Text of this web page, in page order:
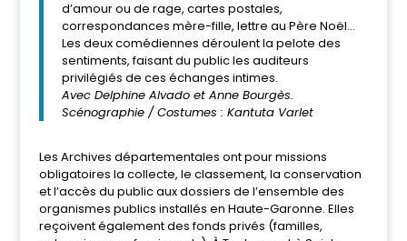
d’amour ou de rage, cartes postales,
correspondances mère-fille, lettre au Père Noël…
Les deux comédiennes déroulent la pelote des
sentiments, faisant du public les auditeurs
privilégiés de ces échanges intimes.
Avec Delphine Alvado et Anne Bourgès.
Scénographie / Costumes : Kantuta Varlet
Les Archives départementales ont pour missions
obligatoires la collecte, le classement, la conservation
et l’accès du public aux dossiers de l’ensemble des
organismes publics installés en Haute-Garonne. Elles
reçoivent également des fonds privés (familles,